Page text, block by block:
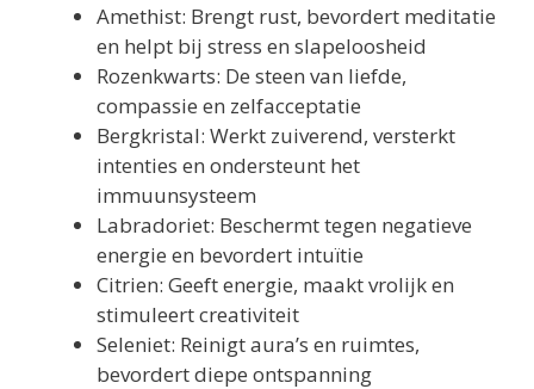
Amethist: Brengt rust, bevordert meditatie
en helpt bij stress en slapeloosheid
Rozenkwarts: De steen van liefde,
compassie en zelfacceptatie
Bergkristal: Werkt zuiverend, versterkt
intenties en ondersteunt het
immuunsysteem
Labradoriet: Beschermt tegen negatieve
energie en bevordert intuïtie
Citrien: Geeft energie, maakt vrolijk en
stimuleert creativiteit
Seleniet: Reinigt aura’s en ruimtes,
bevordert diepe ontspanning